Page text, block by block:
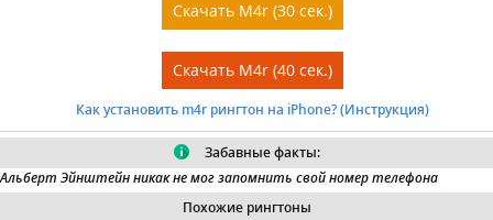
Скачать M4r (30 сек.)
Скачать M4r (40 сек.)
Как установить m4r рингтон на iPhone? (Инструкция)
Забавные факты:
Альберт Эйнштейнникак не мог запомнить свой номер телефона
Похожие рингтоны